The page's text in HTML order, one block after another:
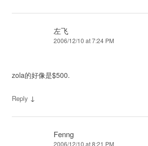
左飞
2006/12/10 at 7:24 PM
zola的好像是$500.
Reply ↓
Fenng
2006/12/10 at 8:21 PM